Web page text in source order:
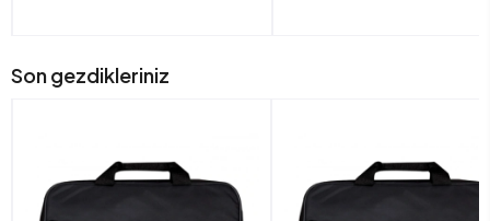
Son gezdikleriniz